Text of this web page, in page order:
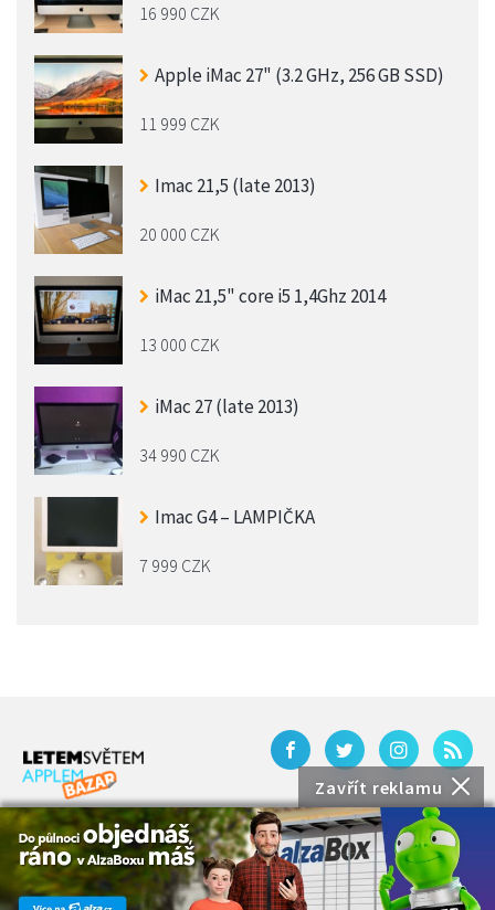
Zavřít reklamu
16 990 CZK
Apple iMac 27" (3.2 GHz, 256 GB SSD)
11 999 CZK
Imac 21,5 (late 2013)
20 000 CZK
iMac 21,5" core i5 1,4Ghz 2014
13 000 CZK
iMac 27 (late 2013)
34 990 CZK
Imac G4 – LAMPIČKA
7 999 CZK